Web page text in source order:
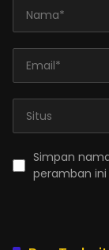
Simpan
peramban